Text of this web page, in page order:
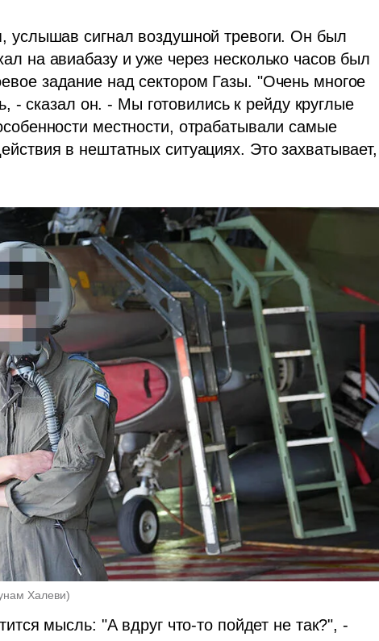
услышав сигнал воздушной тревоги. Он был
на авиабазу и уже через несколько часов был
задание над сектором Газы. "Очень многое
- сказал он. - Мы готовились к рейду круглые
местности, отрабатывали самые
в нештатных ситуациях. Это захватывает,
Халеви)
мысль: "А вдруг что-то пойдет не так?", -